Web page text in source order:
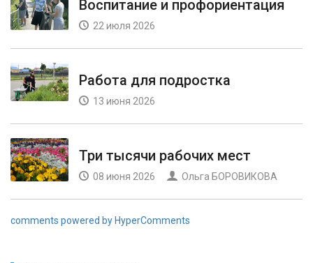
Воспитание и профориентация
22 июля 2026
Работа для подростка
13 июня 2026
Три тысячи рабочих мест
08 июня 2026 Ольга БОРОВИКОВА
comments powered by HyperComments